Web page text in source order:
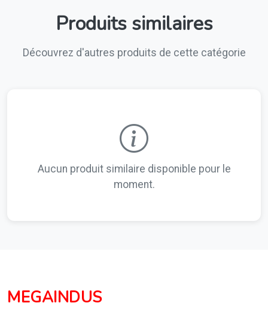
Produits similaires
Découvrez d'autres produits de cette catégorie
Aucun produit similaire disponible pour le
moment.
MEGAINDUS